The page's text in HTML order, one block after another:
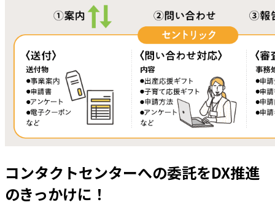
コンタクトセンターへの委託をDX推進
のきっかけに！